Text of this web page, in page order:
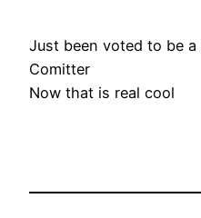
Just been voted to be
Comitter
Now that is real cool